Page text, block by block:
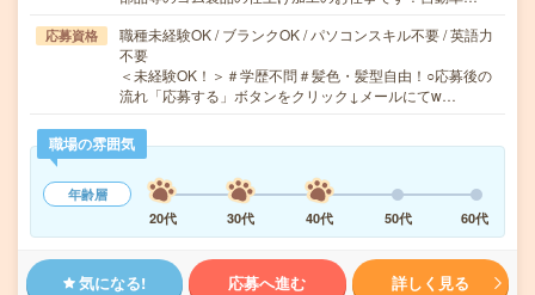
応募資格
職種未経験OK / ブランクOK / パソコンスキル不要 / 英語力
不要
＜未経験OK！＞＃学歴不問＃髪色・髪型自由！○応募後の
流れ「応募する」ボタンをクリック↓メールにてw…
職場の雰囲気
年齢層
20代
30代 40代 50代 60代
気になる! 応募へ進む 詳しく見る